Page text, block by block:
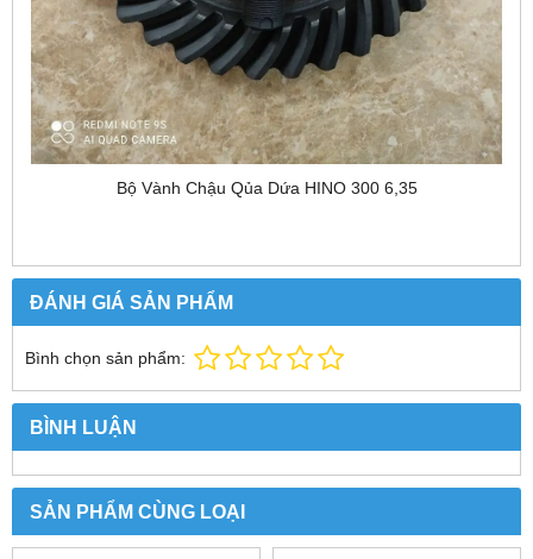
Bộ Vành Chậu Qủa Dứa HINO 300 6,35
ĐÁNH GIÁ SẢN PHẨM
Bình chọn sản phẩm:
BÌNH LUẬN
SẢN PHẨM CÙNG LOẠI